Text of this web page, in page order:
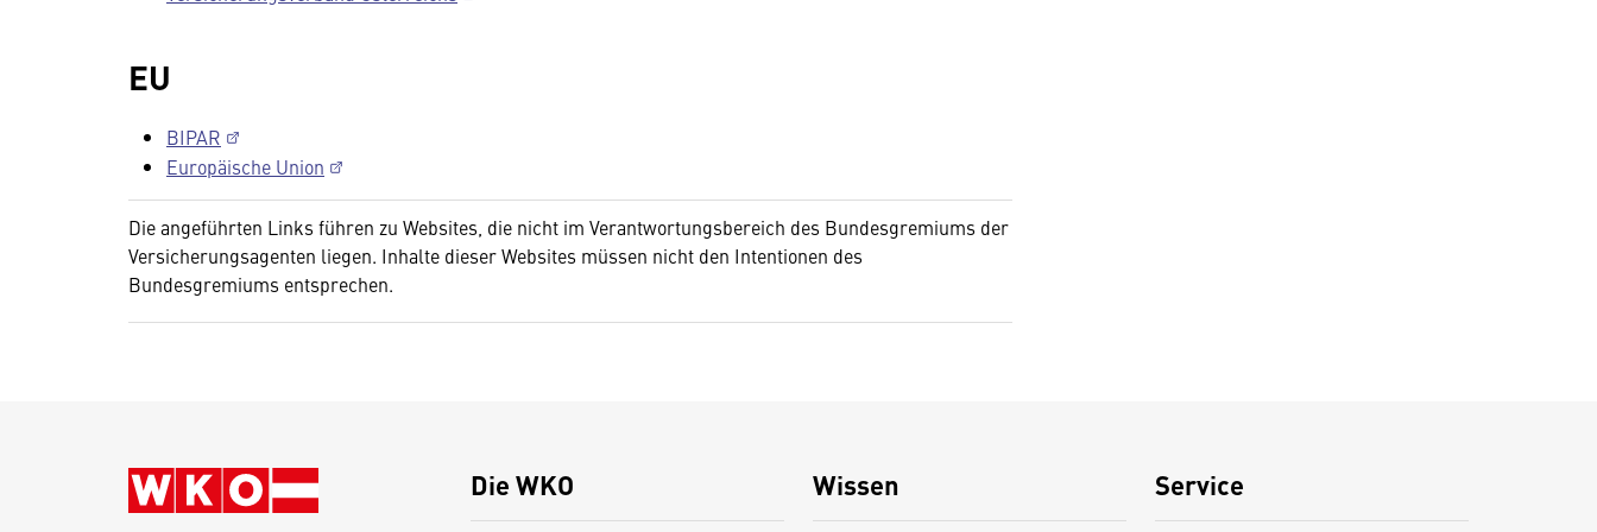
EU
BIPAR
Europäische Union
Die angeführten Links führen zu Websites, die nicht im Verantwortungsbereich des Bundesgremiums der
Versicherungsagenten liegen. Inhalte dieser Websites müssen nicht den Intentionen des
Bundesgremiums entsprechen.
Die WKO Wissen
Service